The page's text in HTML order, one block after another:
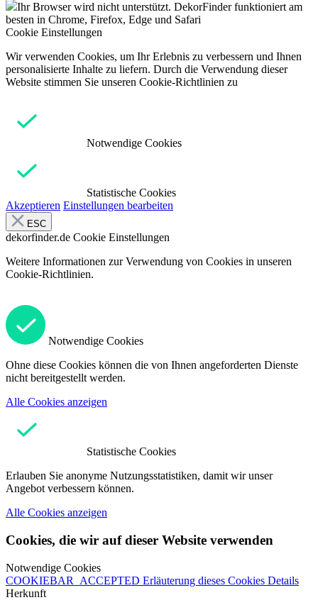
Ihr Browser wird nicht unterstützt. DekorFinder funktioniert am
besten in Chrome, Firefox, Edge und Safari
Cookie Einstellungen
Wir verwenden Cookies, um Ihr Erlebnis zu verbessern und Ihnen
personalisierte Inhalte zu liefern. Durch die Verwendung dieser
Website stimmen Sie unseren Cookie-Richtlinien zu
Notwendige Cookies
Statistische Cookies
Akzeptieren Einstellungen bearbeiten
ESC
dekorfinder.de Cookie Einstellungen
Weitere Informationen zur Verwendung von Cookies in unseren
Cookie-Richtlinien.
Notwendige Cookies
Ohne diese Cookies können die von Ihnen angeforderten Dienste
nicht bereitgestellt werden.
Alle Cookies anzeigen
Statistische Cookies
Erlauben Sie anonyme Nutzungsstatistiken, damit wir unser
Angebot verbessern können.
Alle Cookies anzeigen
Cookies, die wir auf dieser Website verwenden
Notwendige Cookies
COOKIEBAR_ACCEPTED Erläuterung dieses Cookies Details
Herkunft